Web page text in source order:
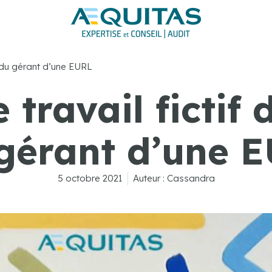
gérant d’une EURL
travail fictif
d’une
5 octobre 2021 Auteur : Cassandra